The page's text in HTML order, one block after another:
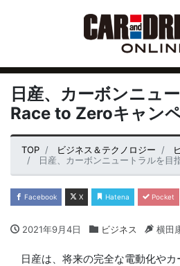
日産、カーボンニュ
Race to Zeroキャン
TOP ビジネス＆テクノロジー
日産、カーボンニュートラルを目指し
Facebook X Hatena Pocket
2021年9月4日 ビジネス 横田
日産は、将来の完全な電動化やカ